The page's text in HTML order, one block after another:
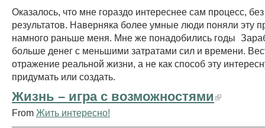
Оказалось, что мне гораздо интереснее сам процесс,
результатов. Наверняка более умные люди поняли эту
намного раньше меня. Мне же понадобились годы
больше денег с меньшими затратами сил и времени.
отражение реальной жизни, а не как способ эту
придумать или создать.
Жизнь – игра с возможностями
From Жить интересно!